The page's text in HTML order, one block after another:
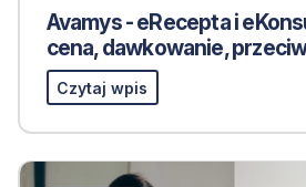
Avamys - eRecepta i
cena, dawkowanie,
Czytaj wpis